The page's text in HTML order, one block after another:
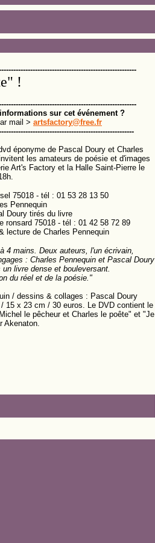
!
sur cet événement ?
mail > artsfactory@free.fr
éponyme de Pascal Doury et Charles
les amateurs de poésie et d'images
Art's Factory et la Halle Saint-Pierre le
75018 - tél : 01 53 28 13 50
Pennequin
Doury tirés du livre
ronsard 75018 - tél : 01 42 58 72 89
lecture de Charles Pennequin
4 mains. Deux auteurs, l'un écrivain,
: Charles Pennequin et Pascal Doury
livre dense et bouleversant.
du réel et de la poésie."
/ dessins & collages : Pascal Doury
15 x 23 cm / 30 euros. Le DVD contient le
le pêcheur et Charles le poête" et "Je
Akenaton.